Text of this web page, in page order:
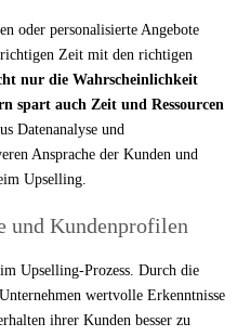
oder personalisierte Angebote
Zeit mit den richtigen
nur die Wahrscheinlichkeit
spart auch Zeit und Ressourcen
Datenanalyse und
Ansprache der Kunden und
Upselling.
und Kundenprofilen
Upselling-Prozess. Durch die
wertvolle Erkenntnisse
ihrer Kunden besser zu